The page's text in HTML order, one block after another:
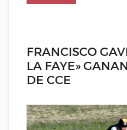
FRANCISCO
LA FAYE»
DE CCE